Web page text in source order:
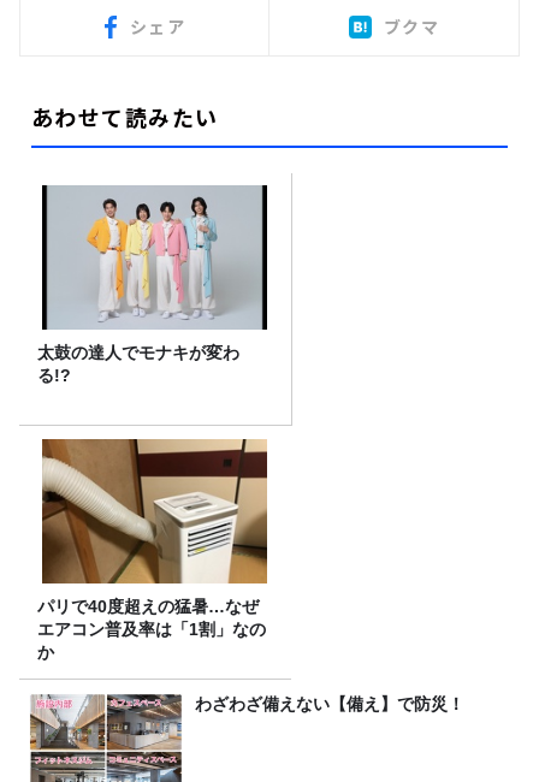
シェア ブクマ
あわせて読みたい
太鼓の達人でモナキが変わ
る!?
パリで40度超えの猛暑…なぜ
エアコン普及率は「1割」なの
か
わざわざ備えない【備え】で防災！